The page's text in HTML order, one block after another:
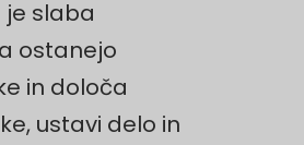
slaba
ostanejo
in določa
ustavi delo in